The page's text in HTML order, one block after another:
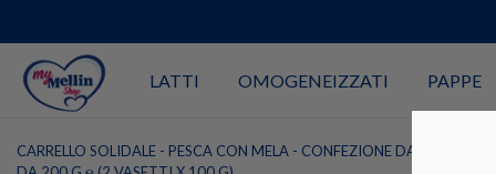
CARRELLO SOLIDALE - PESCA CON MELA - CONFEZIONE DA 200 G ℮ (2
LATTI OMOGENEIZZATI PAPPE